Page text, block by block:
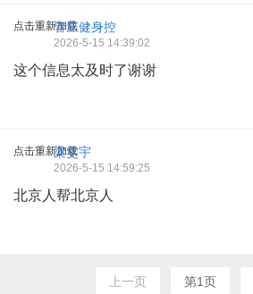
点击重新加载管庄健身控
2026-5-15 14:39:02
这个信息太及时了谢谢
点击重新加载
梁雯宇
2026-5-15 14:59:25
北京人帮北京人
上一页 第1页